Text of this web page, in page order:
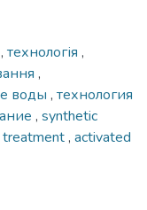
, технологія ,
,
воды , технология
, synthetic
treatment, activated